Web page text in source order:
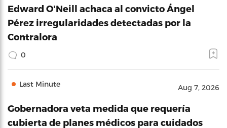
Edward O'Neill achaca al convicto Ángel
Pérez irregularidades detectadas por la
Contralora
0
Last Minute Aug 7, 2026
Gobernadora veta medida que requería
cubierta de planes médicos para cuidados